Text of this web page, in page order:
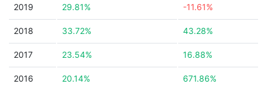
2019 29.81% -11.61%
2018 33.72% 43.28%
2017 23.54% 16.88%
2016 20.14% 671.86%